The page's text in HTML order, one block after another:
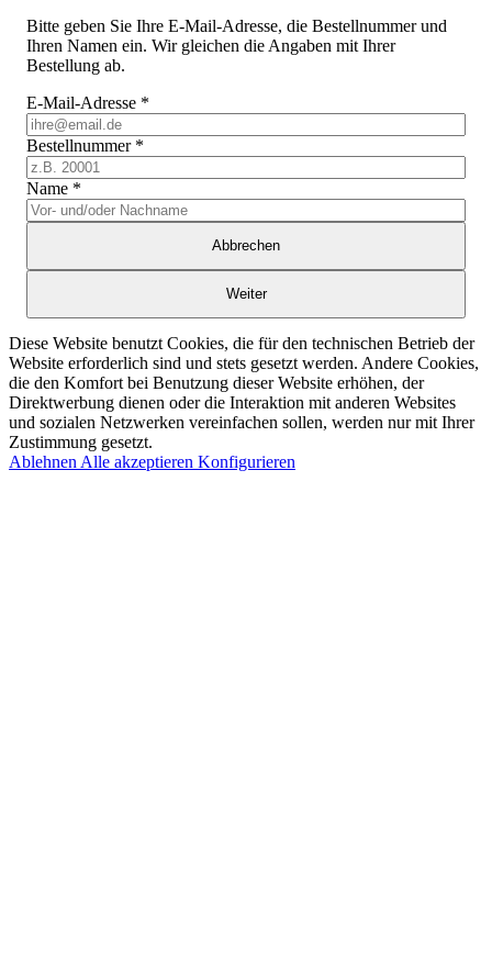
Bitte geben Sie Ihre E-Mail-Adresse, die Bestellnummer und
Ihren Namen ein. Wir gleichen die Angaben mit Ihrer
Bestellung ab.
E-Mail-Adresse *
Bestellnummer *
Name *
Abbrechen
Weiter
Diese Website benutzt Cookies, die für den technischen Betrieb der
Website erforderlich sind und stets gesetzt werden. Andere Cookies,
die den Komfort bei Benutzung dieser Website erhöhen, der
Direktwerbung dienen oder die Interaktion mit anderen Websites
und sozialen Netzwerken vereinfachen sollen, werden nur mit Ihrer
Zustimmung gesetzt.
Ablehnen Alle akzeptieren Konfigurieren